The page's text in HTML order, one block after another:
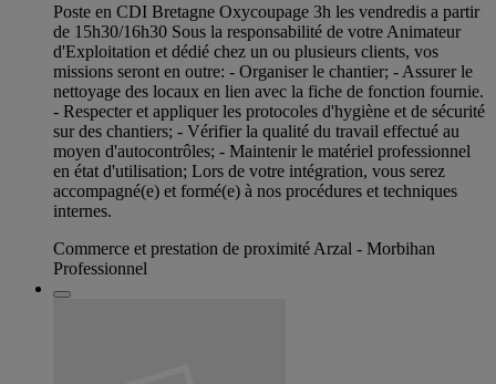
Poste en CDI Bretagne Oxycoupage 3h les vendredis a partir
de 15h30/16h30 Sous la responsabilité de votre Animateur
d'Exploitation et dédié chez un ou plusieurs clients, vos
missions seront en outre: - Organiser le chantier; - Assurer le
nettoyage des locaux en lien avec la fiche de fonction fournie.
- Respecter et appliquer les protocoles d'hygiène et de sécurité
sur des chantiers; - Vérifier la qualité du travail effectué au
moyen d'autocontrôles; - Maintenir le matériel professionnel
en état d'utilisation; Lors de votre intégration, vous serez
accompagné(e) et formé(e) à nos procédures et techniques
internes.
Commerce et prestation de proximité Arzal - Morbihan
Professionnel